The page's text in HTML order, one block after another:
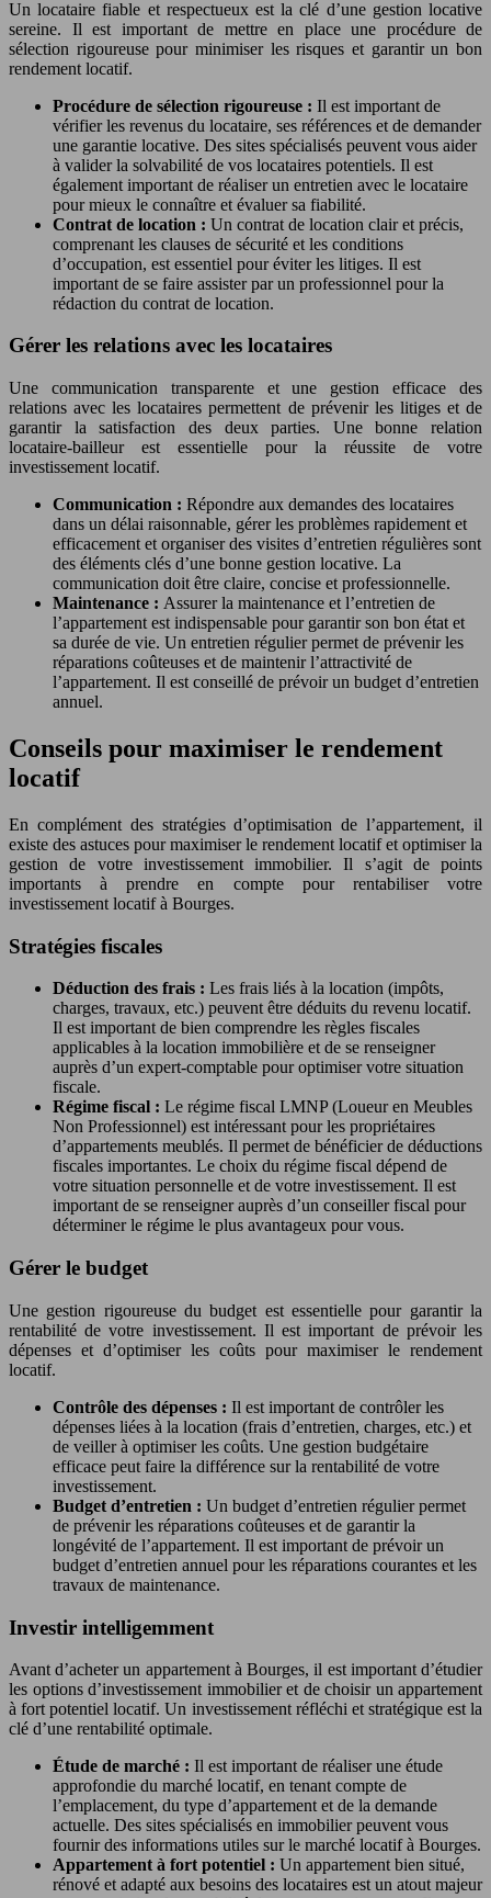
Un locataire fiable et respectueux est la clé d’une gestion locative
sereine. Il est important de mettre en place une procédure de
sélection rigoureuse pour minimiser les risques et garantir un bon
rendement locatif.
Procédure de sélection rigoureuse : Il est important de
vérifier les revenus du locataire, ses références et de demander
une garantie locative. Des sites spécialisés peuvent vous aider
à valider la solvabilité de vos locataires potentiels. Il est
également important de réaliser un entretien avec le locataire
pour mieux le connaître et évaluer sa fiabilité.
Contrat de location : Un contrat de location clair et précis,
comprenant les clauses de sécurité et les conditions
d’occupation, est essentiel pour éviter les litiges. Il est
important de se faire assister par un professionnel pour la
rédaction du contrat de location.
Gérer les relations avec les locataires
Une communication transparente et une gestion efficace des
relations avec les locataires permettent de prévenir les litiges et de
garantir la satisfaction des deux parties. Une bonne relation
locataire-bailleur est essentielle pour la réussite de votre
investissement locatif.
Communication : Répondre aux demandes des locataires
dans un délai raisonnable, gérer les problèmes rapidement et
efficacement et organiser des visites d’entretien régulières sont
des éléments clés d’une bonne gestion locative. La
communication doit être claire, concise et professionnelle.
Maintenance : Assurer la maintenance et l’entretien de
l’appartement est indispensable pour garantir son bon état et
sa durée de vie. Un entretien régulier permet de prévenir les
réparations coûteuses et de maintenir l’attractivité de
l’appartement. Il est conseillé de prévoir un budget d’entretien
annuel.
Conseils pour maximiser le rendement
locatif
En complément des stratégies d’optimisation de l’appartement, il
existe des astuces pour maximiser le rendement locatif et optimiser la
gestion de votre investissement immobilier. Il s’agit de points
importants à prendre en compte pour rentabiliser votre
investissement locatif à Bourges.
Stratégies fiscales
Déduction des frais : Les frais liés à la location (impôts,
charges, travaux, etc.) peuvent être déduits du revenu locatif.
Il est important de bien comprendre les règles fiscales
applicables à la location immobilière et de se renseigner
auprès d’un expert-comptable pour optimiser votre situation
fiscale.
Régime fiscal : Le régime fiscal LMNP (Loueur en Meubles
Non Professionnel) est intéressant pour les propriétaires
d’appartements meublés. Il permet de bénéficier de déductions
fiscales importantes. Le choix du régime fiscal dépend de
votre situation personnelle et de votre investissement. Il est
important de se renseigner auprès d’un conseiller fiscal pour
déterminer le régime le plus avantageux pour vous.
Gérer le budget
Une gestion rigoureuse du budget est essentielle pour garantir la
rentabilité de votre investissement. Il est important de prévoir les
dépenses et d’optimiser les coûts pour maximiser le rendement
locatif.
Contrôle des dépenses : Il est important de contrôler les
dépenses liées à la location (frais d’entretien, charges, etc.) et
de veiller à optimiser les coûts. Une gestion budgétaire
efficace peut faire la différence sur la rentabilité de votre
investissement.
Budget d’entretien : Un budget d’entretien régulier permet
de prévenir les réparations coûteuses et de garantir la
longévité de l’appartement. Il est important de prévoir un
budget d’entretien annuel pour les réparations courantes et les
travaux de maintenance.
Investir intelligemment
Avant d’acheter un appartement à Bourges, il est important d’étudier
les options d’investissement immobilier et de choisir un appartement
à fort potentiel locatif. Un investissement réfléchi et stratégique est la
clé d’une rentabilité optimale.
Étude de marché : Il est important de réaliser une étude
approfondie du marché locatif, en tenant compte de
l’emplacement, du type d’appartement et de la demande
actuelle. Des sites spécialisés en immobilier peuvent vous
fournir des informations utiles sur le marché locatif à Bourges.
Appartement à fort potentiel : Un appartement bien situé,
rénové et adapté aux besoins des locataires est un atout majeur